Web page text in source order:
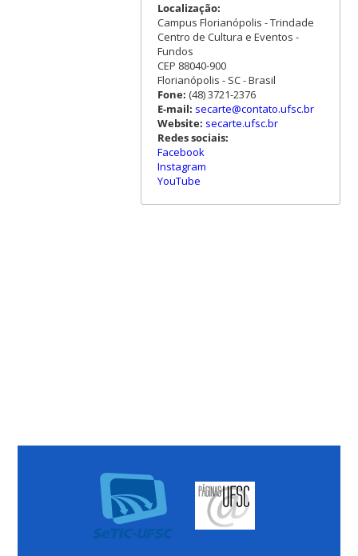
Localização:
Campus Florianópolis - Trindade
Centro de Cultura e Eventos -
Fundos
CEP 88040-900
Florianópolis - SC - Brasil
Fone: (48) 3721-2376
E-mail: secarte@contato.ufsc.br
Website: secarte.ufsc.br
Redes sociais:
Facebook
Instagram
YouTube